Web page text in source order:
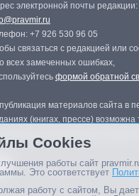
электронной почты редакции:
+7 926 530 96 05
связаться с редакцией или
всех замеченных ошибках,
формой обратной
материалов сайта в
(книгах, прессе) возможна
Cookies
работы сайт
Это соответствует
работу с сайтом, Вы